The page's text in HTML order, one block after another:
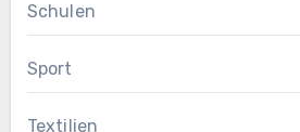
Schulen
Sport
Textilien